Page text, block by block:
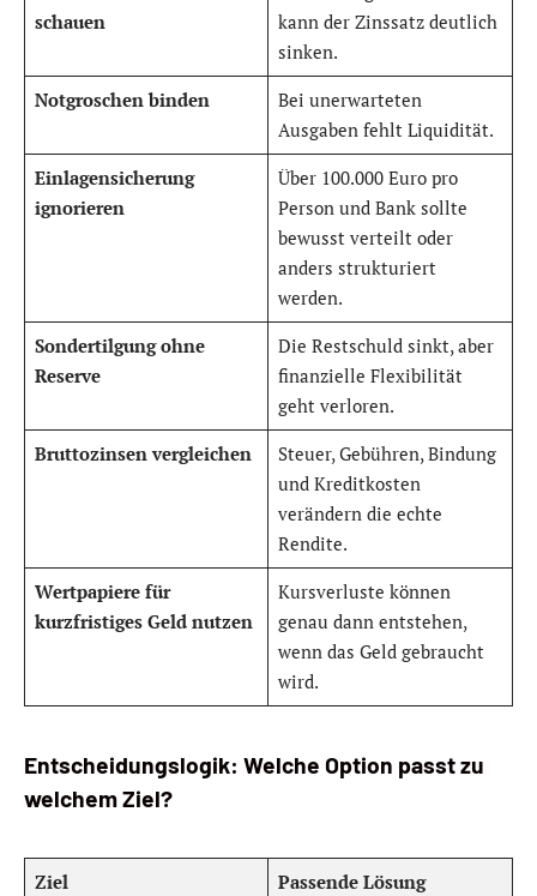
schauen
kann der Zinssatz deutlich
sinken.
Notgroschen binden
Bei unerwarteten
Ausgaben fehlt Liquidität.
Einlagensicherung
ignorieren
Über 100.000 Euro pro
Person und Bank sollte
bewusst verteilt oder
anders strukturiert
werden.
Sondertilgung ohne
Reserve
Die Restschuld sinkt, aber
finanzielle Flexibilität
geht verloren.
Bruttozinsen vergleichen
Steuer, Gebühren, Bindung
und Kreditkosten
verändern die echte
Rendite.
Wertpapiere für
kurzfristiges Geld nutzen
Kursverluste können
genau dann entstehen,
wenn das Geld gebraucht
wird.
Entscheidungslogik: Welche Option passt zu
welchem Ziel?
Ziel Passende Lösung